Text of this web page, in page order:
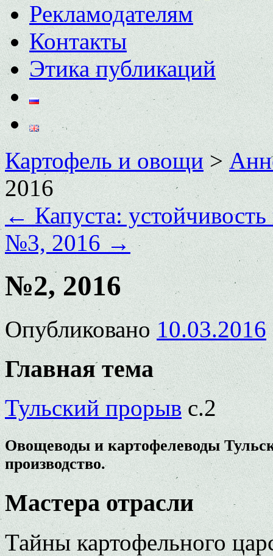
Рекламодателям
Контакты
Этика публикаций
Картофель и овощи>
2016
←Капуста: устойчивость
№3, 2016→
№2, 2016
Опубликовано 10.03.2016
Главная тема
Тульский прорывс.2
Овощеводы и картофелеводы
производство.
Мастера отрасли
Тайны картофельного